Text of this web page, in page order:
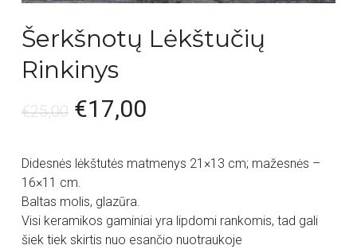
Šerkšnotų Lėkštučių
Rinkinys
€25,00 €17,00
Didesnės lėkštutės matmenys 21×13 cm; mažesnės –
16×11 cm.
Baltas molis, glazūra.
Visi keramikos gaminiai yra lipdomi rankomis, tad gali
šiek tiek skirtis nuo esančio nuotraukoje